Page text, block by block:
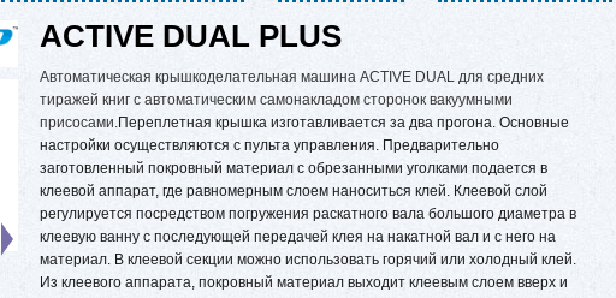
ACTIVE DUAL PLUS
Автоматическая крышкоделательная машина ACTIVE DUAL для средних
тиражей книг с автоматическим самонакладом сторонок вакуумными
присосами.Переплетная крышка изготавливается за два прогона. Основные
настройки осуществляются с пульта управления. Предварительно
заготовленный покровный материал с обрезанными уголками подается в
клеевой аппарат, где равномерным слоем наноситься клей. Клеевой слой
регулируется посредством погружения раскатного вала большого диаметра в
клеевую ванну с последующей передачей клея на накатной вал и с него на
материал. В клеевой секции можно использовать горячий или холодный клей.
Из клеевого аппарата, покровный материал выходит клеевым слоем вверх и